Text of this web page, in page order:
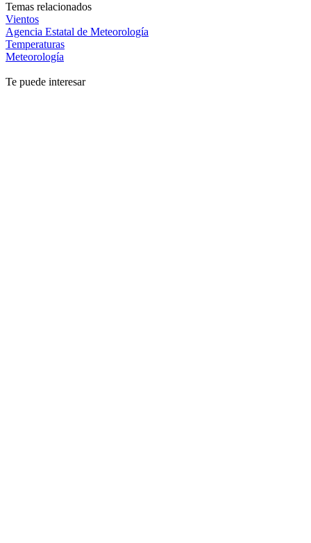
Temas relacionados
Vientos
Agencia Estatal de Meteorología
Temperaturas
Meteorología
Te puede interesar